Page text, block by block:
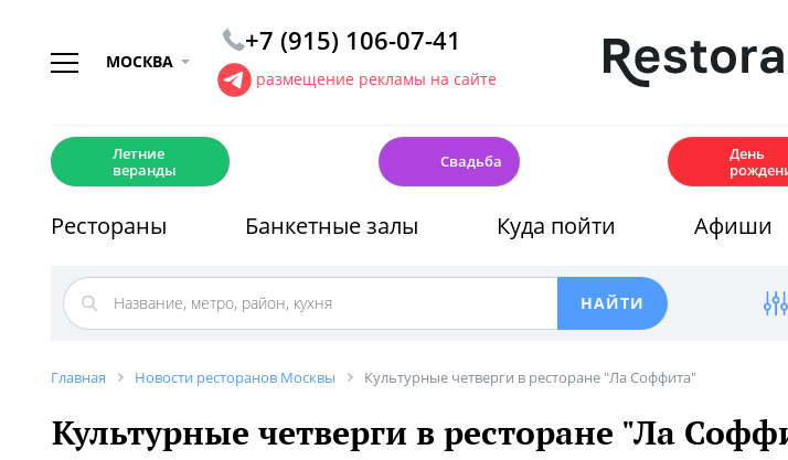
МОСКВА
+7 (915) 106-07-41
размещение рекламы на сайте
Летние
веранды
Свадьба
День
Рестораны Банкетные залы Куда пойти Афиши
Главная Новости ресторанов Москвы Культурные четверги в ресторане "Ла Соффита"
Культурные четверги в ресторане "Ла